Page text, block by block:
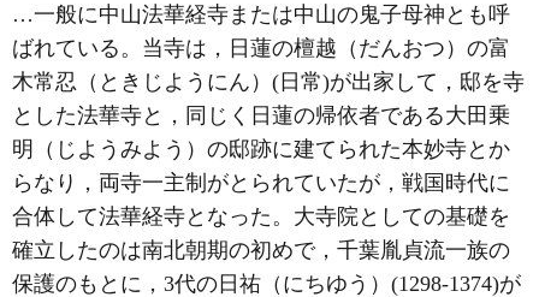
…一般に中山法華経寺または中山の鬼子母神とも呼
ばれている。当寺は，日蓮の檀越（だんおつ）の富
木常忍（ときじようにん）(日常)が出家して，邸を寺
とした法華寺と，同じく日蓮の帰依者である大田乗
明（じようみよう）の邸跡に建てられた本妙寺とか
らなり，両寺一主制がとられていたが，戦国時代に
合体して法華経寺となった。大寺院としての基礎を
確立したのは南北朝期の初めで，千葉胤貞流一族の
保護のもとに，3代の日祐（にちゆう）(1298‐1374)が